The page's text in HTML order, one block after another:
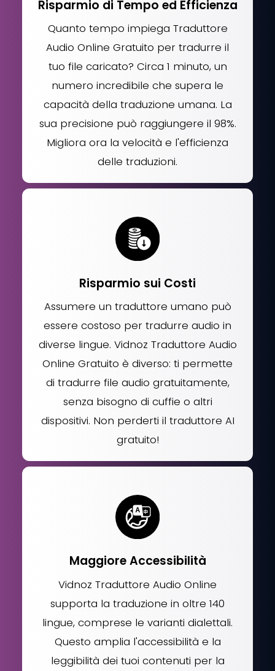
Risparmio di Tempo ed Efficienza
Quanto tempo impiega Traduttore
Audio Online Gratuito per tradurre il
tuo file caricato? Circa 1 minuto, un
numero incredibile che supera le
capacità della traduzione umana. La
sua precisione può raggiungere il 98%.
Migliora ora la velocità e l'efficienza
delle traduzioni.
Risparmio sui Costi
Assumere un traduttore umano può
essere costoso per tradurre audio in
diverse lingue. Vidnoz Traduttore Audio
Online Gratuito è diverso: ti permette
di tradurre file audio gratuitamente,
senza bisogno di cuffie o altri
dispositivi. Non perderti il traduttore AI
gratuito!
Maggiore Accessibilità
Vidnoz Traduttore Audio Online
supporta la traduzione in oltre 140
lingue, comprese le varianti dialettali.
Questo amplia l'accessibilità e la
leggibilità dei tuoi contenuti per la